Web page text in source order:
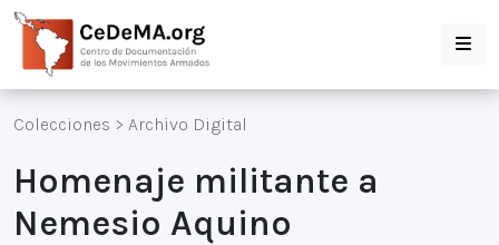
Colecciones > Archivo Digital
Homenaje militante a
Nemesio Aquino